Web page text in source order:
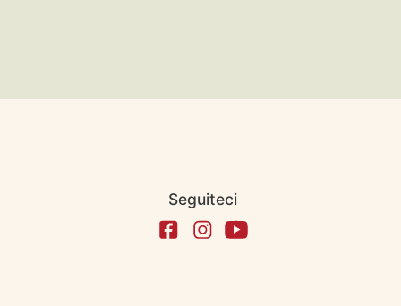
Seguiteci